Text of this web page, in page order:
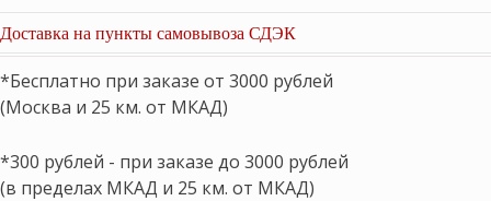
Доставка на пункты самовывоза СДЭК
*Бесплатно при заказе от 3000 рублей
(Москва и 25 км. от МКАД)
*300 рублей - при заказе до 3000 рублей
(в пределах МКАД и 25 км. от МКАД)